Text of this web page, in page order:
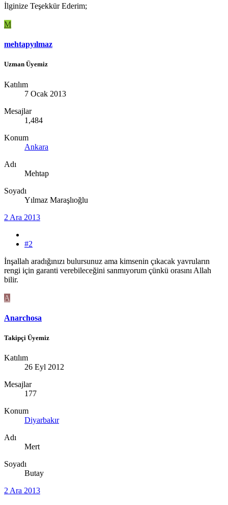
İlginize Teşekkür Ederim;
M
mehtapyılmaz
Uzman Üyemiz
Katılım
7 Ocak 2013
Mesajlar
1,484
Konum
Ankara
Adı
Mehtap
Soyadı
Yılmaz Maraşlıoğlu
2 Ara 2013
#2
İnşallah aradığınızı bulursunuz ama kimsenin çıkacak yavruların
rengi için garanti verebileceğini sanmıyorum çünkü orasını Allah
bilir.
A
Anarchosa
Takipçi Üyemiz
Katılım
26 Eyl 2012
Mesajlar
177
Konum
Diyarbakır
Adı
Mert
Soyadı
Butay
2 Ara 2013